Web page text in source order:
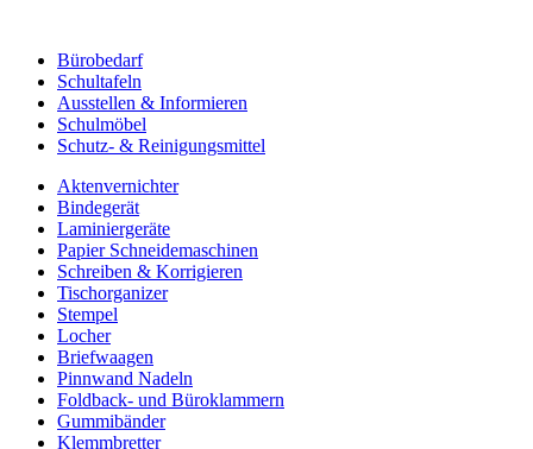
Bürobedarf
Schultafeln
Ausstellen & Informieren
Schulmöbel
Schutz- & Reinigungsmittel
Aktenvernichter
Bindegerät
Laminiergeräte
Papier Schneidemaschinen
Schreiben & Korrigieren
Tischorganizer
Stempel
Locher
Briefwaagen
Pinnwand Nadeln
Foldback- und Büroklammern
Gummibänder
Klemmbretter